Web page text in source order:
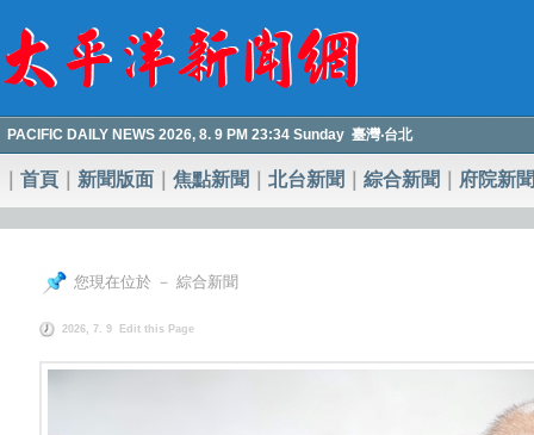
PACIFIC DAILY NEWS 2026, 8. 9 PM 23:34 Sunday 臺灣‧台北
首頁 新聞版面 焦點新聞 北台新聞 綜合新聞 府院新聞
您現在位於 － 綜合新聞
2026, 7. 9 Edit this Page